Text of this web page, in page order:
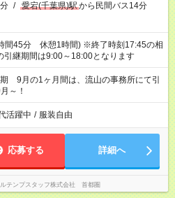
/ 愛宕(千葉県)駅から民間バス14分
間45分 休憩1時間) ※終了時刻17:45の相
引継期間は9:00～18:00となります
9月の1ヶ月間は、流山の事務所にて引
～！
活躍中 / 服装自由
応募する 詳細へ
テンプスタッフ株式会社 首都圏